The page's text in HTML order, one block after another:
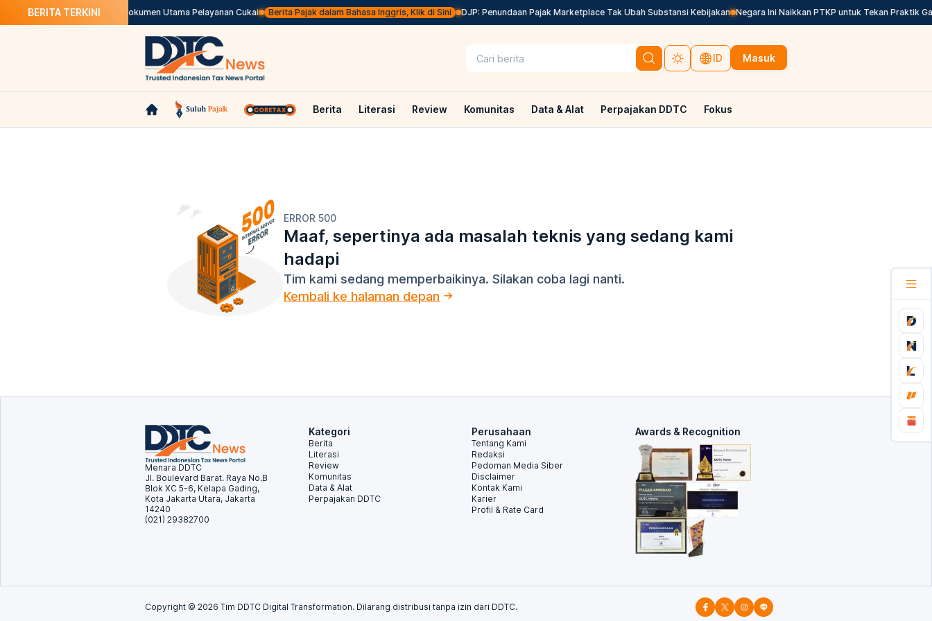
BERITA TERKINI
Listrik Mengenal Dokumen Utama Pelayanan Cukai Berita Pajak dalam Bahasa Inggris, Klik di Sini DJP: Penundaan Pajak Marketplace Tak Ubah Substansi Kebijakan Negara Ini Naikkan PTKP untuk Tekan Praktik Gaji
ID Masuk
Berita Literasi Review Komunitas Data & Alat Perpajakan DDTC Fokus
ERROR 500
Maaf, sepertinya ada masalah teknis yang sedang kami
hadapi
Tim kami sedang memperbaikinya. Silakan coba lagi nanti.
Kembali ke halaman depan
Menara DDTC
Jl. Boulevard Barat. Raya No.B
Blok XC 5-6, Kelapa Gading,
Kota Jakarta Utara, Jakarta
14240
(021) 29382700
Kategori
Berita
Literasi
Review
Komunitas
Data & Alat
Perpajakan DDTC
Perusahaan
Tentang Kami
Redaksi
Pedoman Media Siber
Disclaimer
Kontak Kami
Karier
Profil & Rate Card
Awards & Recognition
Copyright © 2026 Tim DDTC Digital Transformation. Dilarang distribusi tanpa izin dari DDTC.